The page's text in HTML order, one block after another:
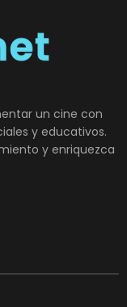
un cine con
y educativos.
y enriquezca